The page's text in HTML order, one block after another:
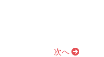
次へ